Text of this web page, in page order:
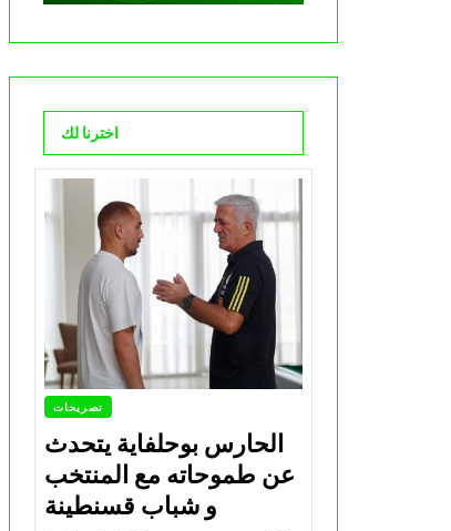
اخترنا لك
تصريحات
الحارس بوحلفاية يتحدث
عن طموحاته مع المنتخب
و شباب قسنطينة